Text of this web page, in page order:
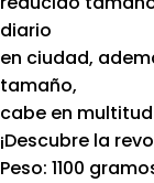
diario
en ciudad,
tamaño,
cabe en
¡Descubre la
Peso: 1100